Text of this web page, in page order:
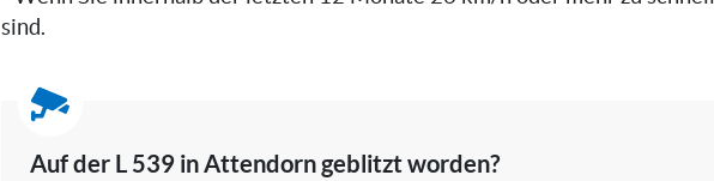
sind.
Auf der L 539 in Attendorn geblitzt worden?